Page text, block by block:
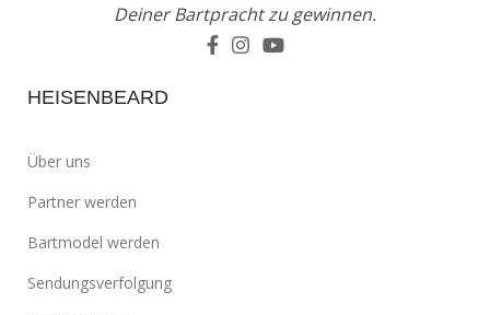
Deiner Bartpracht zu gewinnen.
HEISENBEARD
Über uns
Partner werden
Bartmodel werden
Sendungsverfolgung